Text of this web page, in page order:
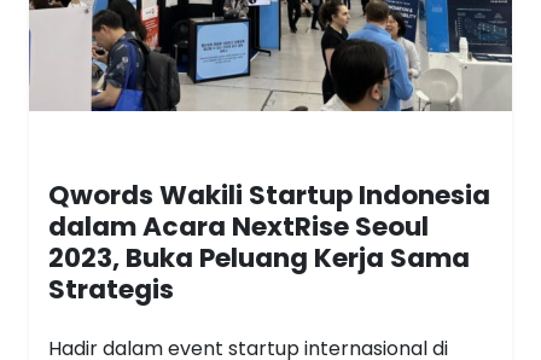
Qwords Wakili Startup Indonesia
dalam Acara NextRise Seoul
2023, Buka Peluang Kerja Sama
Strategis
Hadir dalam event startup internasional di